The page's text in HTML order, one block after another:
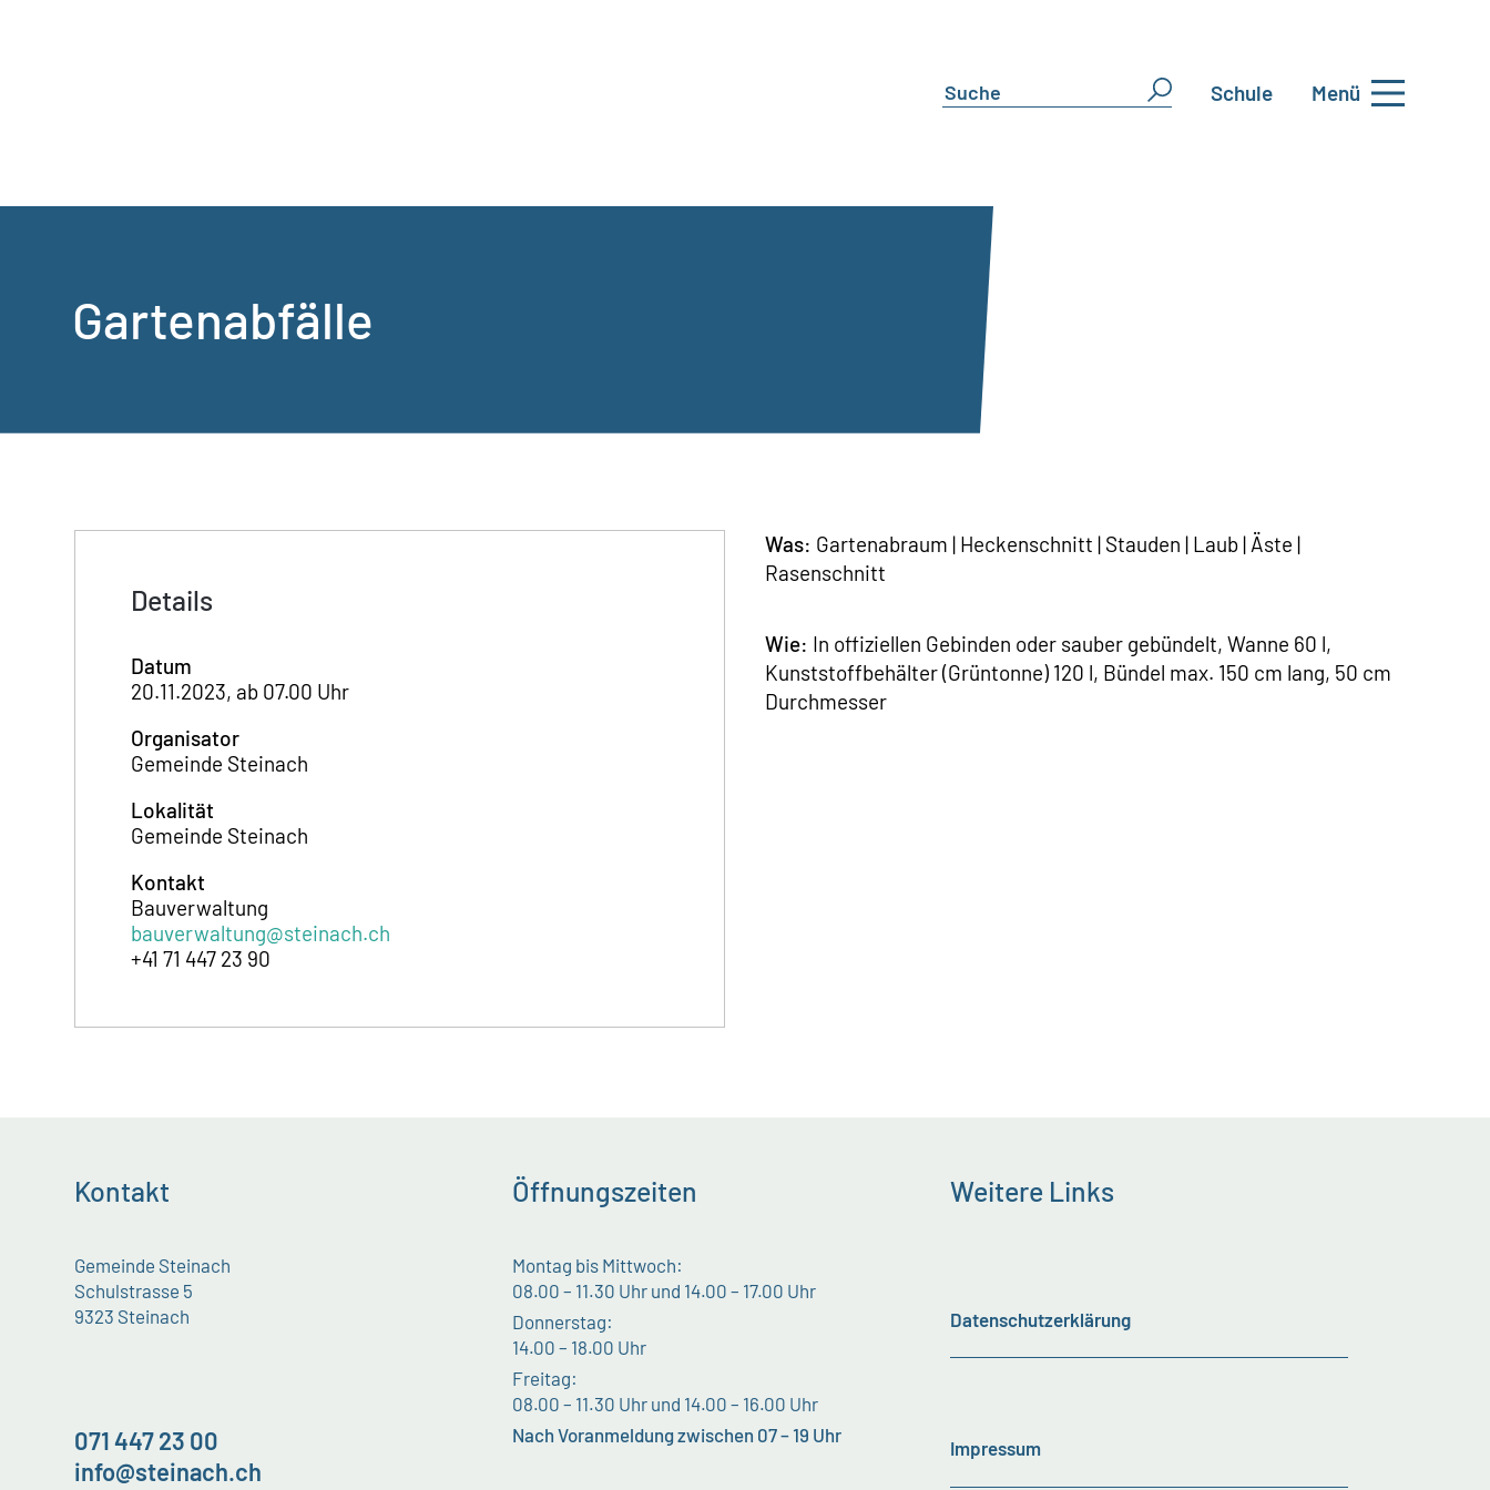
Schule Menü
Gartenabfälle
Details
Datum
20.11.2023, ab 07.00 Uhr
Organisator
Gemeinde Steinach
Lokalität
Gemeinde Steinach
Kontakt
Bauverwaltung
bauverwaltung@steinach.ch
+41 71 447 23 90
Was: Gartenabraum | Heckenschnitt | Stauden | Laub | Äste |
Rasenschnitt
Wie: In offiziellen Gebinden oder sauber gebündelt, Wanne 60 l,
Kunststoffbehälter (Grüntonne) 120 l, Bündel max. 150 cm lang, 50 cm
Durchmesser
Kontakt
Gemeinde Steinach
Schulstrasse 5
9323 Steinach
071 447 23 00
info@steinach.ch
Öffnungszeiten
Montag bis Mittwoch:
08.00 – 11.30 Uhr und 14.00 – 17.00 Uhr
Donnerstag:
14.00 – 18.00 Uhr
Freitag:
08.00 – 11.30 Uhr und 14.00 – 16.00 Uhr
Nach Voranmeldung zwischen 07 – 19 Uhr
Weitere Links
Datenschutzerklärung
Impressum